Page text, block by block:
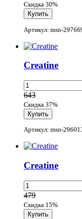
Скидка 30%
Артикул: msn-
Creatine
643
Скидка 37%
Артикул: msn-
Creatine
479
Скидка 15%